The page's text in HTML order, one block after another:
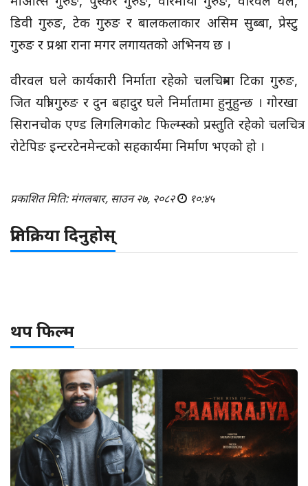
डिवी गुरुङ, टेक गुरुङ र बालकलाकार असिम सुब्बा, प्रेस्टु
गुरुङ र प्रश्ना राना मगर लगायतको अभिनय छ ।
वीरवल घले कार्यकारी निर्माता रहेको चलचित्रमा टिका गुरुङ,
जित यात्री गुरुङ र दुन बहादुर घले निर्मातामा हुनुहुन्छ । गोरखा
सिरानचोक एण्ड लिगलिगकोट फिल्म्स्को प्रस्तुति रहेको चलचित्र
रोटेपिङ इन्टरटेनमेन्टको सहकार्यमा निर्माण भएको हो ।
प्रकाशित मिति: मंगलबार, साउन २७, २०८२ १०:४५
प्रतिक्रिया दिनुहोस्
थप फिल्म